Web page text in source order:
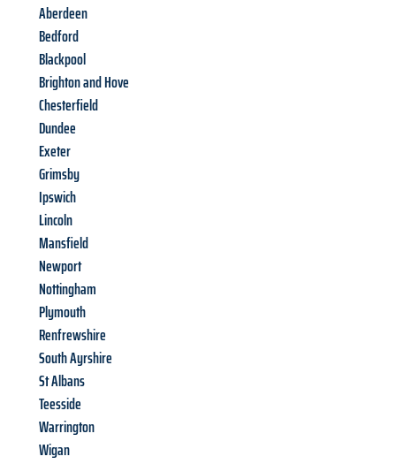
Aberdeen
Bedford
Blackpool
Brighton and Hove
Chesterfield
Dundee
Exeter
Grimsby
Ipswich
Lincoln
Mansfield
Newport
Nottingham
Plymouth
Renfrewshire
South Ayrshire
St Albans
Teesside
Warrington
Wigan